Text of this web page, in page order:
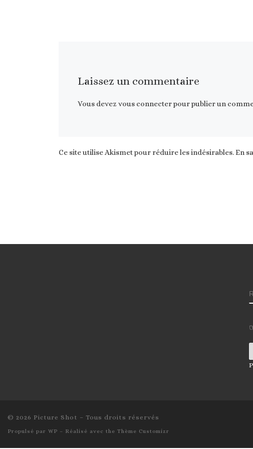
Laissez un commentaire
Vous devez vous connecterpour publier un
Ce site utilise Akismet pour réduire les indésirables.En
© 2026 Picture Shot – Tous droits réservés
Propulsé par WP – Réalisé avec the Thème Customizr